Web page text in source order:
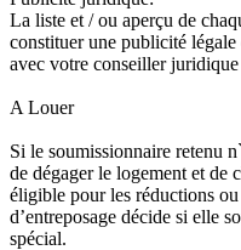
La liste et / ou aperçu de
constituer une publicité
avec votre conseiller
A Louer
Si le soumissionnaire retenu
de dégager le logement et de
éligible pour les réductions
d’entreposage décide si elle
spécial.